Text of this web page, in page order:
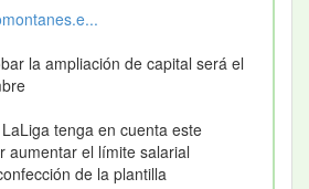
la ampliación de capital será el
tenga en cuenta este
aumentar el límite salarial
de la plantilla